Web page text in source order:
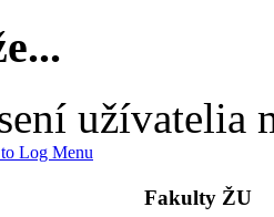
užívatelia
Fakulty ŽU